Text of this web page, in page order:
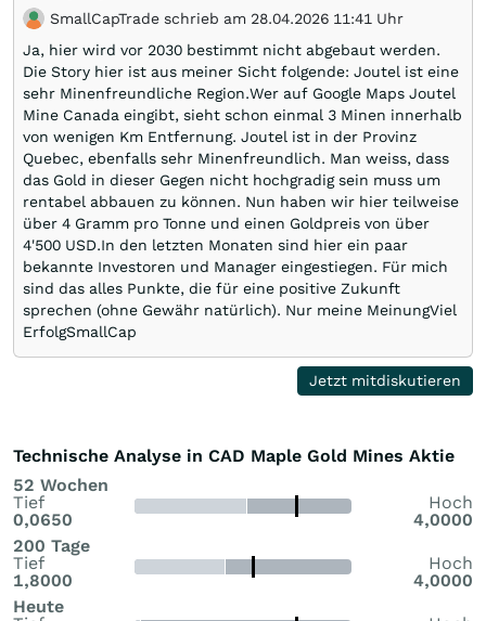
SmallCapTrade schrieb am 28.04.2026 11:41 Uhr
Ja, hier wird vor 2030 bestimmt nicht abgebaut werden.
Die Story hier ist aus meiner Sicht folgende: Joutel ist eine
sehr Minenfreundliche Region.Wer auf Google Maps Joutel
Mine Canada eingibt, sieht schon einmal 3 Minen innerhalb
von wenigen Km Entfernung. Joutel ist in der Provinz
Quebec, ebenfalls sehr Minenfreundlich. Man weiss, dass
das Gold in dieser Gegen nicht hochgradig sein muss um
rentabel abbauen zu können. Nun haben wir hier teilweise
über 4 Gramm pro Tonne und einen Goldpreis von über
4'500 USD.In den letzten Monaten sind hier ein paar
bekannte Investoren und Manager eingestiegen. Für mich
sind das alles Punkte, die für eine positive Zukunft
sprechen (ohne Gewähr natürlich). Nur meine MeinungViel
ErfolgSmallCap
Jetzt mitdiskutieren
Technische Analyse in CAD Maple Gold Mines Aktie
52 Wochen
Tief
0,0650
Hoch
4,0000
200 Tage
Tief
1,8000
Hoch
4,0000
Heute